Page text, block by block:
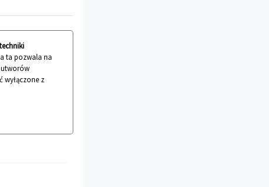
ta pozwala na
utworów
wyłączone z